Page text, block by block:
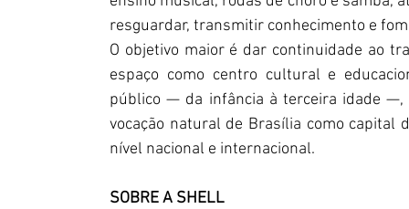
resguardar, transmitir conhecimento e
O objetivo maior é dar continuidade ao
espaço como centro cultural e
público — da infância à terceira idade
vocação natural de Brasília como capital
nível nacional e internacional.
SOBRE A SHELL